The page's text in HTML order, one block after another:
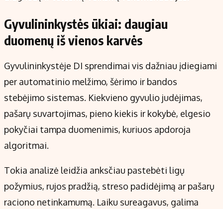
Gyvulininkystės ūkiai: daugiau
duomenų iš vienos karvės
Gyvulininkystėje DI sprendimai vis dažniau įdiegiami
per automatinio melžimo, šėrimo ir bandos
stebėjimo sistemas. Kiekvieno gyvulio judėjimas,
pašarų suvartojimas, pieno kiekis ir kokybė, elgesio
pokyčiai tampa duomenimis, kuriuos apdoroja
algoritmai.
Tokia analizė leidžia anksčiau pastebėti ligų
požymius, rujos pradžią, streso padidėjimą ar pašarų
raciono netinkamumą. Laiku sureagavus, galima